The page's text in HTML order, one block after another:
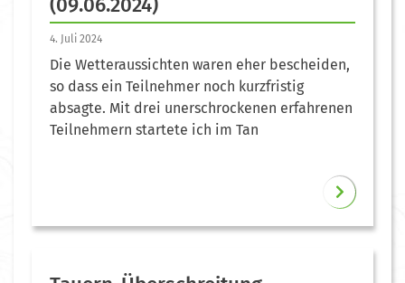
4. Juli 2024
Die Wetteraussichten waren eher bescheiden,
so dass ein Teilnehmer noch kurzfristig
absagte. Mit drei unerschrockenen erfahrenen
Teilnehmern startete ich im Tan